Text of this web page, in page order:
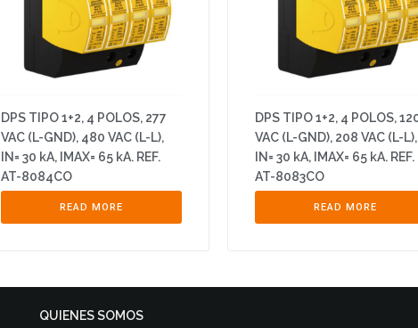
DPS TIPO 1+2, 4 POLOS, 277
VAC (L-GND), 480 VAC (L-L),
IN= 30 kA, IMAX= 65 kA. REF.
AT-8084CO
READ MORE
DPS TIPO 1+2, 4 POLOS,
VAC (L-GND), 208 VAC (L-L),
IN= 30 kA, IMAX= 65 kA. REF.
AT-8083CO
READ MORE
QUIENES SOMOS